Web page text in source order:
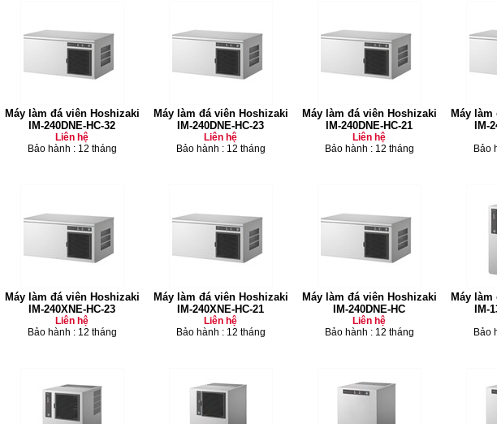
Máy làm đá viên Hoshizaki
IM-240DNE-HC-32
Liên hệ
Bảo hành : 12 tháng
Máy làm đá viên Hoshizaki
IM-240DNE-HC-23
Liên hệ
Bảo hành : 12 tháng
Máy làm đá viên Hoshizaki
IM-240DNE-HC-21
Liên hệ
Bảo hành : 12 tháng
Máy
IM-
Bảo
Máy làm đá viên Hoshizaki
IM-240XNE-HC-23
Liên hệ
Bảo hành : 12 tháng
Máy làm đá viên Hoshizaki
IM-240XNE-HC-21
Liên hệ
Bảo hành : 12 tháng
Máy làm đá viên Hoshizaki
IM-240DNE-HC
Liên hệ
Bảo hành : 12 tháng
Máy
IM-
Bảo